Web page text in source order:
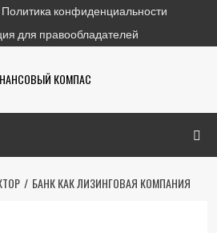
Политика конфиденциальности
для правообладателей
КОМПАС
БАНК КАК ЛИЗИНГОВАЯ КОМПАНИЯ